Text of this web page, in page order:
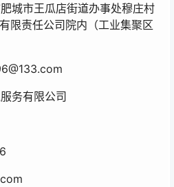
城市王瓜店街道办事处穆庄村
限责任公司院内（工业集聚区
务有限公司